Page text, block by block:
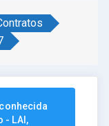
- LAI,